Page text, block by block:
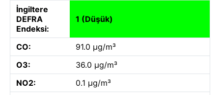
İngiltere
DEFRA
Endeksi:
1 (Düşük)
CO:
91.0 µg/m³
O3:
36.0 µg/m³
NO2:
0.1 µg/m³